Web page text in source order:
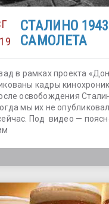
СТАЛИНО
САМОЛЕТА
в рамках проекта
кадры
освобождения
мы их не
Под видео —